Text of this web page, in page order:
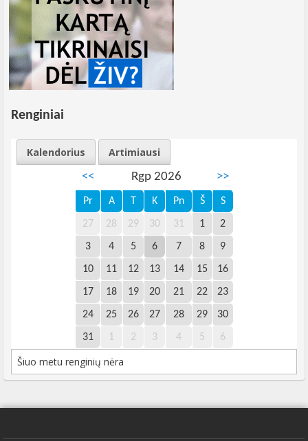
Renginiai
Kalendorius
Artimiausi
<<
Rgp 2026 >>
Pr A T K Pn Š S
27 28 29 30 31 1 2
3 4 5 6 7 8 9
10 11 12 13 14 15 16
17 18 19 20 21 22 23
24 25 26 27 28 29 30
31 1 2 3 4 5 6
Šiuo metu renginių nėra